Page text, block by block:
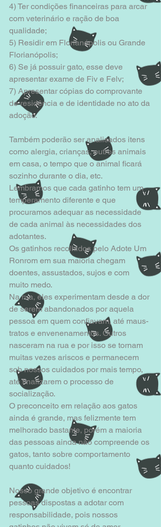
4) Ter condições financeiras para arcar
com veterinário e ração de boa
qualidade;
5) Residir em Florianópolis ou Grande
Florianópolis;
6) Se já possuir gato, esse deve
apresentar exame de Fiv e Felv;
7) Apresentar cópias do comprovante
de residência e de identidade no ato da
adoção.
Também poderão ser analisados itens
como alergia, crianças, outros animais
em casa, o tempo que o animal ficará
sozinho durante o dia, etc.
Lembramos que cada gatinho tem um
temperamento diferente e que
procuramos adequar as necessidade
de cada animal às necessidades dos
adotantes.
Os gatinhos recolhidos pelo Adote Um
Ronrom em sua maioria chegam
doentes, assustados, sujos e com
muito medo.
Na rua, eles experimentam desde a dor
de serem abandonados por aquela
pessoa em quem confiavam, até maus-
tratos e envenenamentos. Outros
nasceram na rua e por isso se tornam
muitas vezes ariscos e permanecem
sob nossos cuidados por mais tempo,
até finalizarem o processo de
socialização.
O preconceito em relação aos gatos
ainda é grande, mas felizmente tem
melhorado bastante, porém a maioria
das pessoas ainda não compreende os
gatos, tanto sobre comportamento
quanto cuidados!
Nosso grande objetivo é encontrar
pessoas dispostas a adotar com
responsabilidade, pois nossos